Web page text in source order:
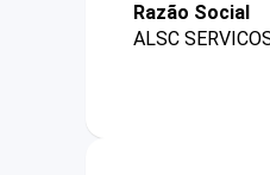
Razão Social
ALSC